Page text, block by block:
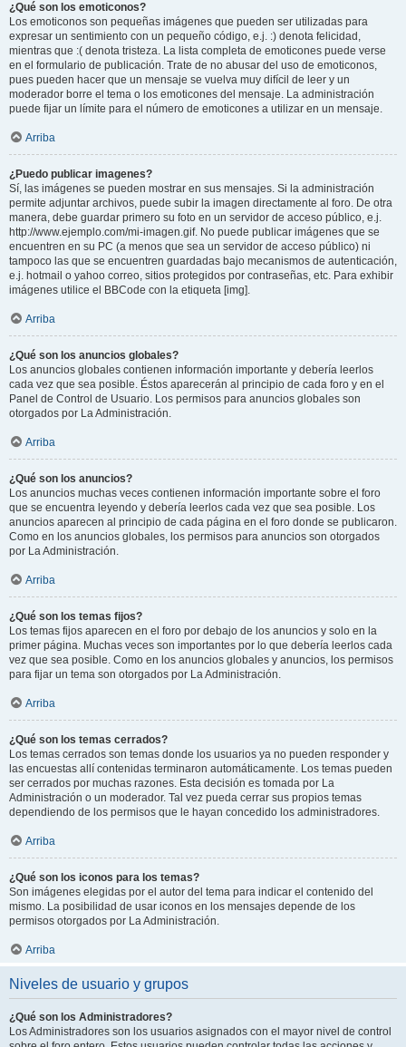
¿Qué son los emoticonos?
Los emoticonos son pequeñas imágenes que pueden ser utilizadas para
expresar un sentimiento con un pequeño código, e.j. :) denota felicidad,
mientras que :( denota tristeza. La lista completa de emoticones puede verse
en el formulario de publicación. Trate de no abusar del uso de emoticonos,
pues pueden hacer que un mensaje se vuelva muy difícil de leer y un
moderador borre el tema o los emoticones del mensaje. La administración
puede fijar un límite para el número de emoticones a utilizar en un mensaje.
Arriba
¿Puedo publicar imagenes?
Sí, las imágenes se pueden mostrar en sus mensajes. Si la administración
permite adjuntar archivos, puede subir la imagen directamente al foro. De otra
manera, debe guardar primero su foto en un servidor de acceso público, e.j.
http://www.ejemplo.com/mi-imagen.gif. No puede publicar imágenes que se
encuentren en su PC (a menos que sea un servidor de acceso público) ni
tampoco las que se encuentren guardadas bajo mecanismos de autenticación,
e.j. hotmail o yahoo correo, sitios protegidos por contraseñas, etc. Para exhibir
imágenes utilice el BBCode con la etiqueta [img].
Arriba
¿Qué son los anuncios globales?
Los anuncios globales contienen información importante y debería leerlos
cada vez que sea posible. Éstos aparecerán al principio de cada foro y en el
Panel de Control de Usuario. Los permisos para anuncios globales son
otorgados por La Administración.
Arriba
¿Qué son los anuncios?
Los anuncios muchas veces contienen información importante sobre el foro
que se encuentra leyendo y debería leerlos cada vez que sea posible. Los
anuncios aparecen al principio de cada página en el foro donde se publicaron.
Como en los anuncios globales, los permisos para anuncios son otorgados
por La Administración.
Arriba
¿Qué son los temas fijos?
Los temas fijos aparecen en el foro por debajo de los anuncios y solo en la
primer página. Muchas veces son importantes por lo que debería leerlos cada
vez que sea posible. Como en los anuncios globales y anuncios, los permisos
para fijar un tema son otorgados por La Administración.
Arriba
¿Qué son los temas cerrados?
Los temas cerrados son temas donde los usuarios ya no pueden responder y
las encuestas allí contenidas terminaron automáticamente. Los temas pueden
ser cerrados por muchas razones. Esta decisión es tomada por La
Administración o un moderador. Tal vez pueda cerrar sus propios temas
dependiendo de los permisos que le hayan concedido los administradores.
Arriba
¿Qué son los iconos para los temas?
Son imágenes elegidas por el autor del tema para indicar el contenido del
mismo. La posibilidad de usar iconos en los mensajes depende de los
permisos otorgados por La Administración.
Arriba
Niveles de usuario y grupos
¿Qué son los Administradores?
Los Administradores son los usuarios asignados con el mayor nivel de control